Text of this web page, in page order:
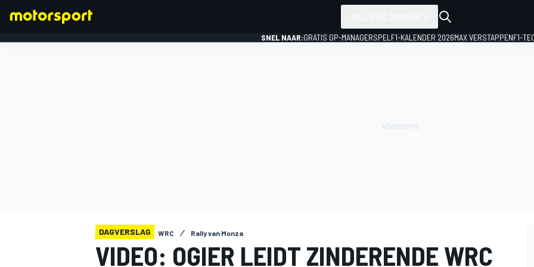
SNEL NAAR:GRATIS GP-MANAGERSPEL F1-KALENDER 2026MAX VERSTAPPENF1-
DAGVERSLAG WRC Rally van Monza
VIDEO: OGIER LEIDT ZINDERENDE WRC